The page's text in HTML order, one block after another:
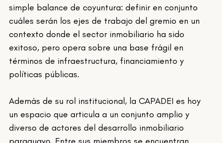
simple balance de coyuntura: definir en conjunto
cuáles serán los ejes de trabajo del gremio en un
contexto donde el sector inmobiliario ha sido
exitoso, pero opera sobre una base frágil en
términos de infraestructura, financiamiento y
políticas públicas.
Además de su rol institucional, la CAPADEI es hoy
un espacio que articula a un conjunto amplio y
diverso de actores del desarrollo inmobiliario